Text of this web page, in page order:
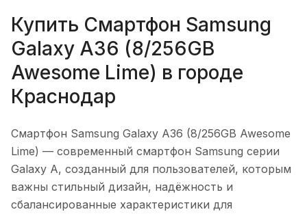
Купить Смартфон Samsung
Galaxy A36 (8/256GB
Awesome Lime) в городе
Краснодар
Смартфон Samsung Galaxy A36 (8/256GB Awesome
Lime) — современный смартфон Samsung серии
Galaxy A, созданный для пользователей, которым
важны стильный дизайн, надёжность и
сбалансированные характеристики для